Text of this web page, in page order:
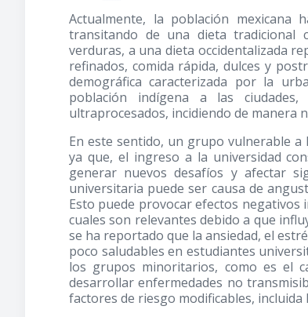
Actualmente, la población mexicana
transitando de una dieta tradicional
verduras, a una dieta occidentalizada
refinados, comida rápida, dulces y
demográfica caracterizada por la
población indígena a las
ultraprocesados, incidiendo de manera
En este sentido, un grupo vulnerable
ya que, el ingreso a la universidad
generar nuevos desafíos y afectar
universitaria puede ser causa de
Esto puede provocar efectos negativos
cuales son relevantes debido a que
se ha reportado que la ansiedad, el
poco saludables en estudiantes
los grupos minoritarios, como es el
desarrollar enfermedades no
factores de riesgo modificables, incluida